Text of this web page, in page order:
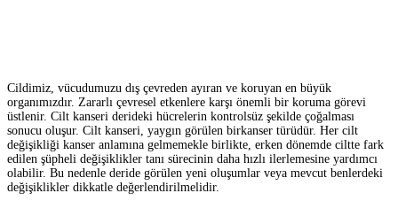
Cildimiz, vücudumuzu dış çevreden ayıran ve koruyan en büyük
organımızdır. Zararlı çevresel etkenlere karşı önemli bir koruma görevi
üstlenir. Cilt kanseri derideki hücrelerin kontrolsüz şekilde çoğalması
sonucu oluşur. Cilt kanseri, yaygın görülen birkanser türüdür. Her cilt
değişikliği kanser anlamına gelmemekle birlikte, erken dönemde ciltte fark
edilen şüpheli değişiklikler tanı sürecinin daha hızlı ilerlemesine yardımcı
olabilir. Bu nedenle deride görülen yeni oluşumlar veya mevcut benlerdeki
değişiklikler dikkatle değerlendirilmelidir.